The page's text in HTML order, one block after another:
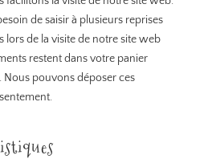
de saisir à plusieurs reprises
lors de la visite de notre site web
restent dans votre panier
Nous pouvons déposer ces